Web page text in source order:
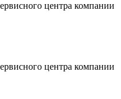
центра компании
центра компании